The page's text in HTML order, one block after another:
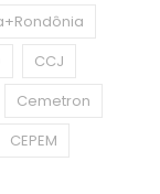
CCJ
Cemetron
CEPEM